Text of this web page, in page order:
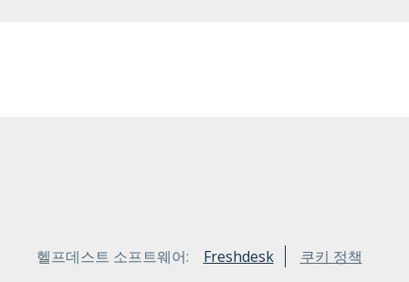
헬프데스트 소프트웨어: Freshdesk 쿠키 정책